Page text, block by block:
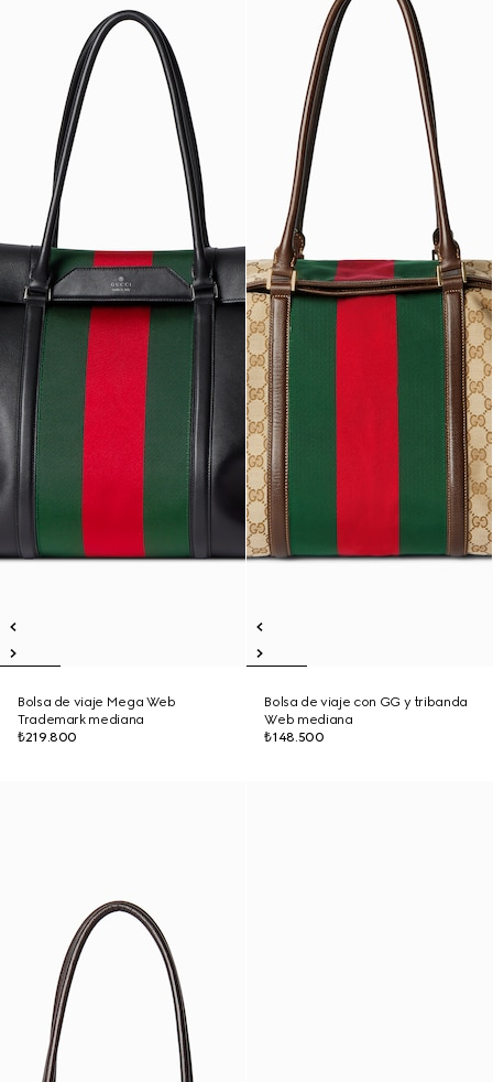
Bolsa de viaje Mega Web
Trademark mediana
₺219.800
Bolsa de viaje con GG y tribanda
Web mediana
₺148.500